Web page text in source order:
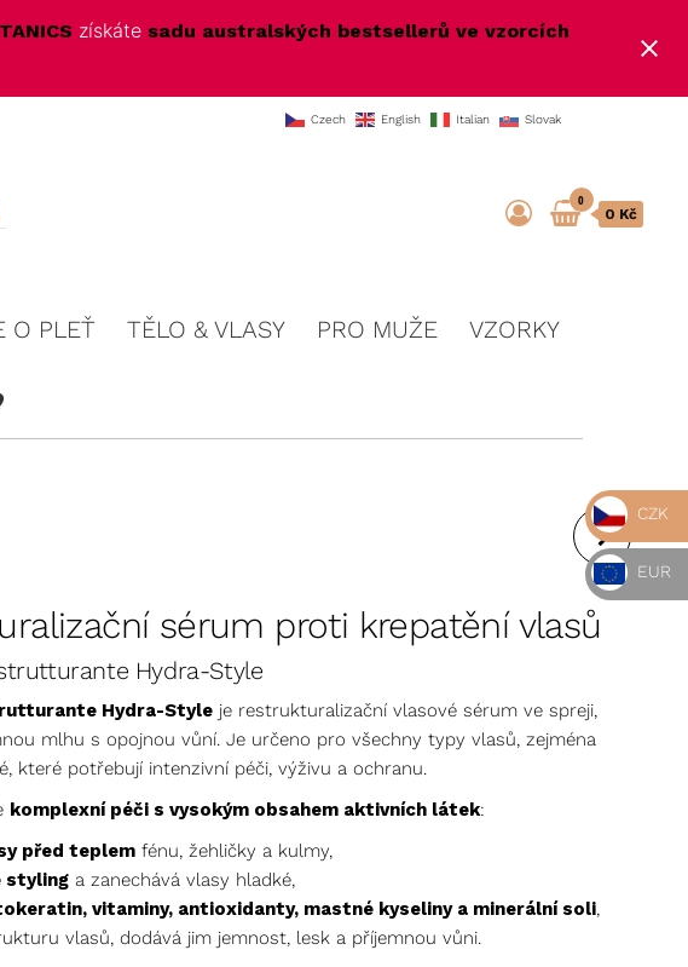
získáte sadu australských bestsellerů ve vzorcích
Czech English Italian Slovak
0
0 Kč
O PLEŤ TĚLO & VLASY PRO MUŽE VZORKY
sérum proti krepatění vlasů
Hydra-Style
Hydra-Style je restrukturalizační vlasové sérum ve spreji,
mlhu s opojnou vůní. Je určeno pro všechny typy vlasů, zejména
které potřebují intenzivní péči, výživu a ochranu.
komplexní péči s vysokým obsahem aktivních látek:
před teplem fénu, žehličky a kulmy,
styling a zanechává vlasy hladké,
vitaminy, antioxidanty, mastné kyseliny a minerální soli,
vlasů, dodává jim jemnost, lesk a příjemnou vůni.
CZK
EUR